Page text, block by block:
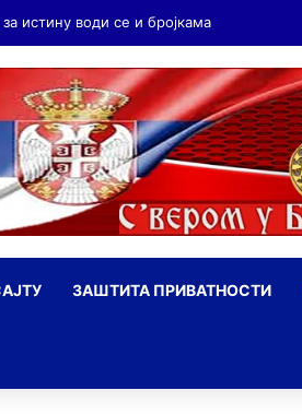
ЗАШТИТА ПРИВАТНОСТИ